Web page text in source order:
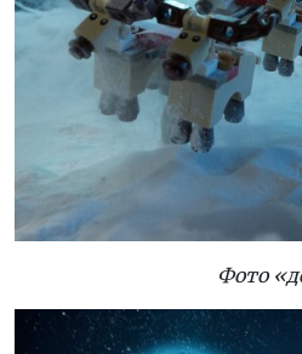
Фото